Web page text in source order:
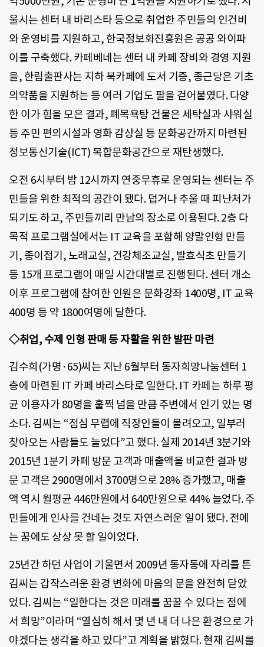
울시는 센터 내 바리스타 등으로 취업한 주민들의 인건비
와 운영비를 지원하고, 한국정보화진흥원은 공공 와이파
이를 구축했다. 카페베네는 센터 내 카페 장비와 경영 지원
을, 한림출판사는 지하 북카페에 도서 기증, 종근당은 기초
의약품을 지원하는 등 여러 기업도 팔을 걷어붙였다. 다양
한 이가 힘을 모은 결과, 폐목욕탕 건물은 세탁실과 샤워실
등 주민 편의시설과 영화 감상실 등 문화공간까지 마련된
정보통신기술(ICT) 복합문화공간으로 재탄생했다.
오전 6시부터 밤 12시까지 연중무휴로 운영되는 센터는 주
민들을 위한 최적의 공간이 됐다. 덥거나 추울 때 피난처가
되기도 하고, 주민들끼리 만남의 장소로 이용된다. 2층 다
목적 프로그램실에서는 IT 교육을 포함해 양말인형 만들
기, 종이접기, 노래교실, 건강체조교실, 발효식초 만들기
등 15개 프로그램이 매일 시간대별로 진행된다. 센터 개소
이후 프로그램에 참여한 인원은 문화강좌 1400명, IT 교육
400명 등 약 1800여명에 달한다.
◇취업, 수제 인형 판매 등 자활을 위한 발판 마련
김수희(가명·65)씨는 지난 6월부터 동자희망나눔센터 1
층에 마련된 IT 카페 바리스타로 일한다. IT 카페는 하루 평
균 이용자가 80명을 훌쩍 넘을 만큼 주변에서 인기 있는 명
소다. 김씨는 “점심 무렵에 직장인들이 몰려오고, 일부러
찾아오는 사람들도 늘었다”고 했다. 실제 2014년 3분기와
2015년 1분기 카페 방문 고객과 매출액을 비교한 결과 방
문 고객은 2900명에서 3700명으로 28% 증가했고, 매출
액 역시 월평균 446만원에서 640만원으로 44% 늘었다. 주
민들에게 인사를 건네는 것도 자연스러운 일이 됐다. 전에
는 꿈에도 상상 못 할 일이었다.
25년간 하던 사업이 기울면서 2009년 동자동에 자리를 튼
김씨는 갑작스러운 환경 변화에 마음의 문을 완전히 닫았
었다. 김씨는 “일한다는 것은 미래를 꿈꿀 수 있다는 점에
서 희망”이라며 “열심히 해서 몇 년 내 더 나은 환경으로 가
야겠다는 생각을 하고 있다”고 계획을 밝혔다. 현재 김씨를